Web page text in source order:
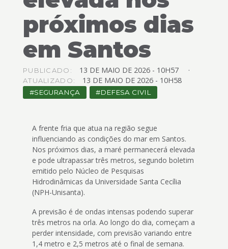
Acessibilidade
↺ Restaurar padrão
próximos dias
em Santos
PUBLICADO: 13 DE MAIO DE 2026 - 10H57
ATUALIZADO: 13 DE MAIO DE 2026 - 10H58
SEGURANÇA DEFESA CIVIL
A frente fria que atua na região segue
influenciando as condições do mar em Santos.
Nos próximos dias, a maré permanecerá elevada
e pode ultrapassar três metros, segundo boletim
emitido pelo Núcleo de Pesquisas
Hidrodinâmicas da Universidade Santa Cecília
(NPH-Unisanta).
A previsão é de ondas intensas podendo superar
três metros na orla. Ao longo do dia, começam a
perder intensidade, com previsão variando entre
1,4 metro e 2,5 metros até o final de semana.